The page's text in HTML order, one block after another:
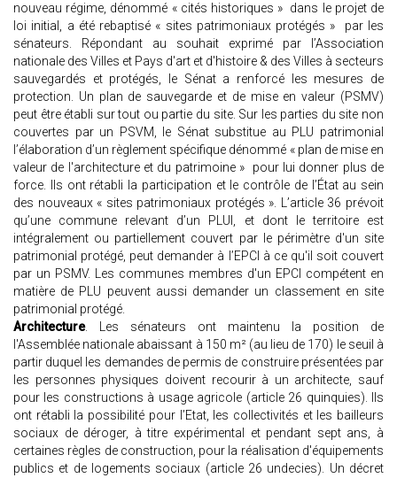
nouveau régime, dénommé « cités historiques » dans le projet de
loi initial, a été rebaptisé « sites patrimoniaux protégés » par les
sénateurs. Répondant au souhait exprimé par l’Association
nationale des Villes et Pays d'art et d'histoire & des Villes à secteurs
sauvegardés et protégés, le Sénat a renforcé les mesures de
protection. Un plan de sauvegarde et de mise en valeur (PSMV)
peut être établi sur tout ou partie du site. Sur les parties du site non
couvertes par un PSVM, le Sénat substitue au PLU patrimonial
l’élaboration d’un règlement spécifique dénommé « plan de mise en
valeur de l'architecture et du patrimoine » pour lui donner plus de
force. Ils ont rétabli la participation et le contrôle de l’État au sein
des nouveaux « sites patrimoniaux protégés ». L’article 36 prévoit
qu’une commune relevant d’un PLUI, et dont le territoire est
intégralement ou partiellement couvert par le périmètre d'un site
patrimonial protégé, peut demander à l’EPCI à ce qu'il soit couvert
par un PSMV. Les communes membres d'un EPCI compétent en
matière de PLU peuvent aussi demander un classement en site
patrimonial protégé.
Architecture. Les sénateurs ont maintenu la position de
l'Assemblée nationale abaissant à 150 m² (au lieu de 170) le seuil à
partir duquel les demandes de permis de construire présentées par
les personnes physiques doivent recourir à un architecte, sauf
pour les constructions à usage agricole (article 26 quinquies). Ils
ont rétabli la possibilité pour l’Etat, les collectivités et les bailleurs
sociaux de déroger, à titre expérimental et pendant sept ans, à
certaines règles de construction, pour la réalisation d'équipements
publics et de logements sociaux (article 26 undecies). Un décret